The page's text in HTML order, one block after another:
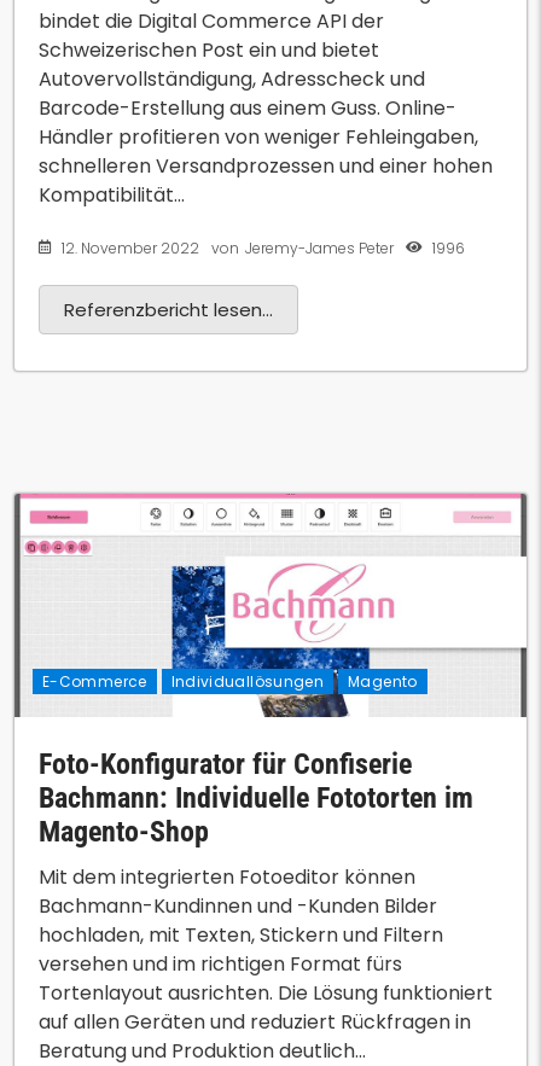
12. November 2022 von Jeremy-James Peter 1996
bindet die Digital Commerce API der
Schweizerischen Post ein und bietet
Autovervollständigung, Adresscheck und
Barcode-Erstellung aus einem Guss. Online-
Händler profitieren von weniger Fehleingaben,
schnelleren Versandprozessen und einer hohen
Kompatibilität...
Referenzbericht lesen...
E-Commerce Individuallösungen Magento
Foto-Konfigurator für Confiserie
Bachmann: Individuelle Fototorten im
Magento-Shop
Mit dem integrierten Fotoeditor können
Bachmann-Kundinnen und -Kunden Bilder
hochladen, mit Texten, Stickern und Filtern
versehen und im richtigen Format fürs
Tortenlayout ausrichten. Die Lösung funktioniert
auf allen Geräten und reduziert Rückfragen in
Beratung und Produktion deutlich...